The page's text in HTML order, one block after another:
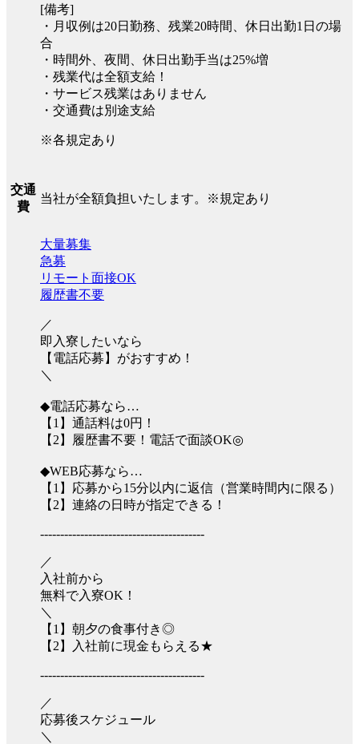
[備考]
・月収例は20日勤務、残業20時間、休日出勤1日の場
合
・時間外、夜間、休日出勤手当は25%増
・残業代は全額支給！
・サービス残業はありません
・交通費は別途支給
※各規定あり
交通
費
当社が全額負担いたします。※規定あり
大量募集
急募
リモート面接OK
履歴書不要
／
即入寮したいなら
【電話応募】がおすすめ！
＼
◆電話応募なら…
【1】通話料は0円！
【2】履歴書不要！電話で面談OK◎
◆WEB応募なら…
【1】応募から15分以内に返信（営業時間内に限る）
【2】連絡の日時が指定できる！
-----------------------------------------
／
入社前から
無料で入寮OK！
＼
【1】朝夕の食事付き◎
【2】入社前に現金もらえる★
-----------------------------------------
／
応募後スケジュール
＼